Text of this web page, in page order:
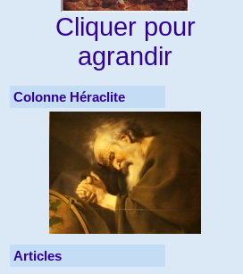
Cliquer pour
agrandir
Colonne Héraclite
Articles